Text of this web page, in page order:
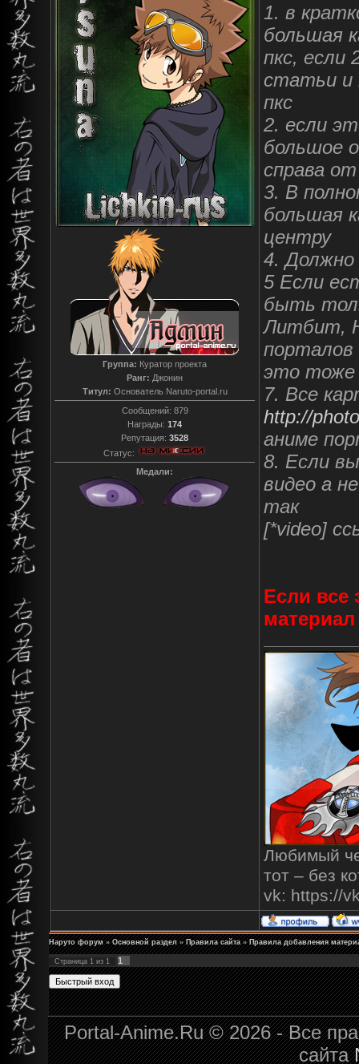
Группа: Куратор проекта
Ранг: Джонин
Титул: Основатель Naruto-portal.ru
Сообщений: 879
Награды: 174
Репутация: 3528
Статус:
Медали:
1. в
большая
пкс,
статьи и
пкс
2. если
большое
справа
3. В
большая
центру
4. Должно
5 Если
быть
Литбит,
порталов
это тоже
7. Все
http://
аниме
8. Если
видео а
так
[*video]
Если все
материал
Любимый
тот – без
vk: https://
Наруто форум » Основной раздел » Правила сайта » Правила добавления
Страница 1 из 1 1
Portal-Anime.Ru © 2026 - Все
сайта